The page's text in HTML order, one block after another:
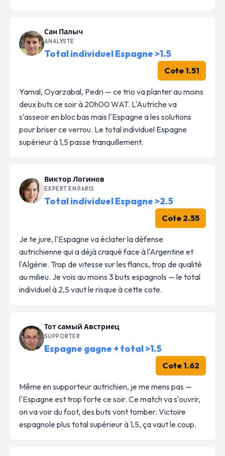
Сан Палыч
ANALYSTE
Total individuel Espagne >1.5
Cote 1.51
Yamal, Oyarzabal, Pedri — ce trio va planter au moins
deux buts ce soir à 20h00 WAT. L'Autriche va
s'asseoir en bloc bas mais l'Espagne a les solutions
pour briser ce verrou. Le total individuel Espagne
supérieur à 1,5 passe tranquillement.
Виктор Логинов
EXPERT EN PARIS
Total individuel Espagne >2.5
Cote 2.55
Je te jure, l'Espagne va éclater la défense
autrichienne qui a déjà craqué face à l'Argentine et
l'Algérie. Trop de vitesse sur les flancs, trop de qualité
au milieu. Je vois au moins 3 buts espagnols — le total
individuel à 2,5 vaut le risque à cette cote.
Тот самый Австриец
SUPPORTER
Espagne gagne + total >1.5
Cote 1.62
Même en supporteur autrichien, je me mens pas —
l'Espagne est trop forte ce soir. Ce match va s'ouvrir,
on va voir du foot, des buts vont tomber. Victoire
espagnole plus total supérieur à 1,5, ça vaut le coup.